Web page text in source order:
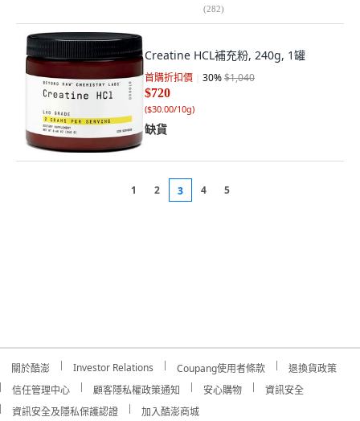
(282)
Creatine HCL補充粉, 240g, 1罐
首購折扣價 30%$1,040
$720
($30.00/10g)
缺貨
1 2 3 4 5
關於酷澎 Investor Relations Coupang使用者條款
退換貨政策
信任管理中心
顧客隱私權政策通知 安心購物
資訊安全
資訊安全及隱私保護認證
加入酷澎商城